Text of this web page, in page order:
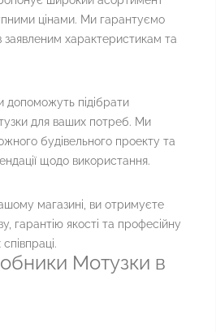
цінами. Ми гарантуємо
заявленим характеристикам та
допоможуть підібрати
для ваших потреб. Ми
будівельного проекту та
щодо використання.
магазині, ви отримуєте
гарантію якості та професійну
Мотузки в